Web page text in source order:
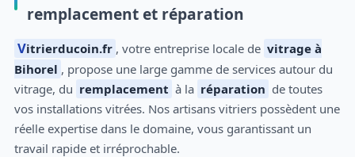
remplacement et réparation
Vitrierducoin.fr , votre entreprise locale de vitrage à
Bihorel , propose une large gamme de services autour du
vitrage, du remplacement à la réparation de toutes
vos installations vitrées. Nos artisans vitriers possèdent une
réelle expertise dans le domaine, vous garantissant un
travail rapide et irréprochable.